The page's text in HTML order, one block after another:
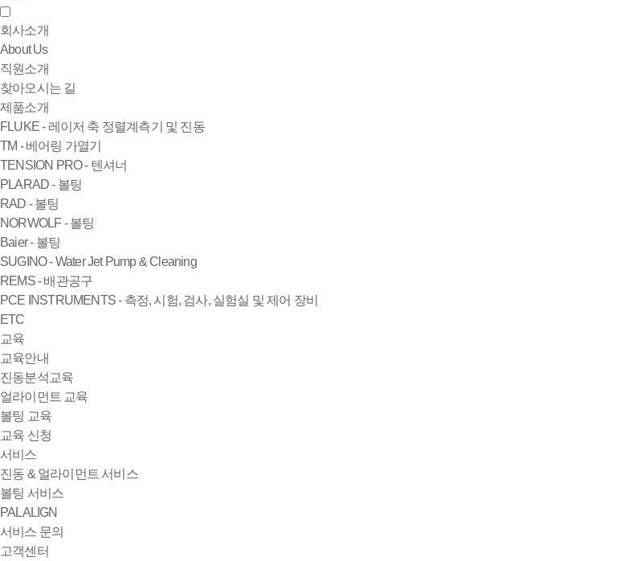
회사소개
About Us
직원소개
찾아오시는 길
제품소개
FLUKE - 레이저 축 정렬계측기 및 진동
TM - 베어링 가열기
TENSION PRO - 텐셔너
PLARAD - 볼팅
RAD - 볼팅
NORWOLF - 볼팅
Baier - 볼팅
SUGINO - Water Jet Pump & Cleaning
REMS - 배관공구
PCE INSTRUMENTS - 측정, 시험, 검사, 실험실 및 제어 장비
ETC
교육
교육안내
진동분석교육
얼라이먼트 교육
볼팅 교육
교육 신청
서비스
진동 & 얼라이먼트 서비스
볼팅 서비스
PALALIGN
서비스 문의
고객센터